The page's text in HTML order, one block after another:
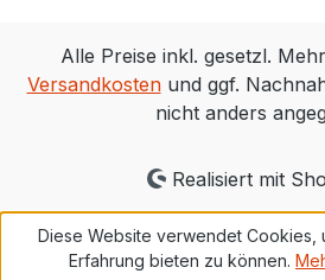
Alle Preise inkl. gesetzl.
Versandkostenund ggf.
nicht anders
Realisiert mit
Diese Website verwendet Cookies,
Erfahrung bieten zu können.